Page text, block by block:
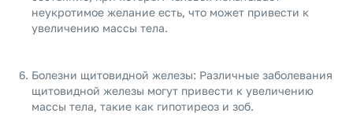
неукротимое желание есть, что может привести к
увеличению массы тела.
Болезни щитовидной железы: Различные заболевания
щитовидной железы могут привести к увеличению
массы тела, такие как гипотиреоз и зоб.